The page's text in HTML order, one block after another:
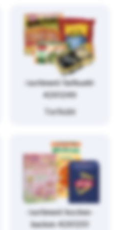
/sortiment/tiefkuehl-
4261249
Tiefkühl
/sortiment/kochen-
backen-4261251